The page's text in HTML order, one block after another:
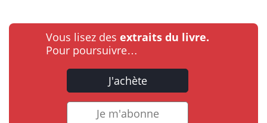
Vous lisez des extraits du livre.
Pour poursuivre…
J'achète
Je m'abonne